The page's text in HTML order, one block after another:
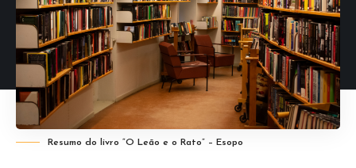
Resumo do livro “O Leão e o Rato” – Esopo